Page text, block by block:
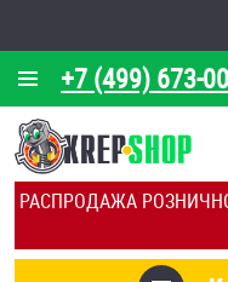
РАСПРОДАЖА
+7 (499) 673-
О КОМПАНИИ
КАЛЬКУЛЯТОР
ОТЗЫВЫ